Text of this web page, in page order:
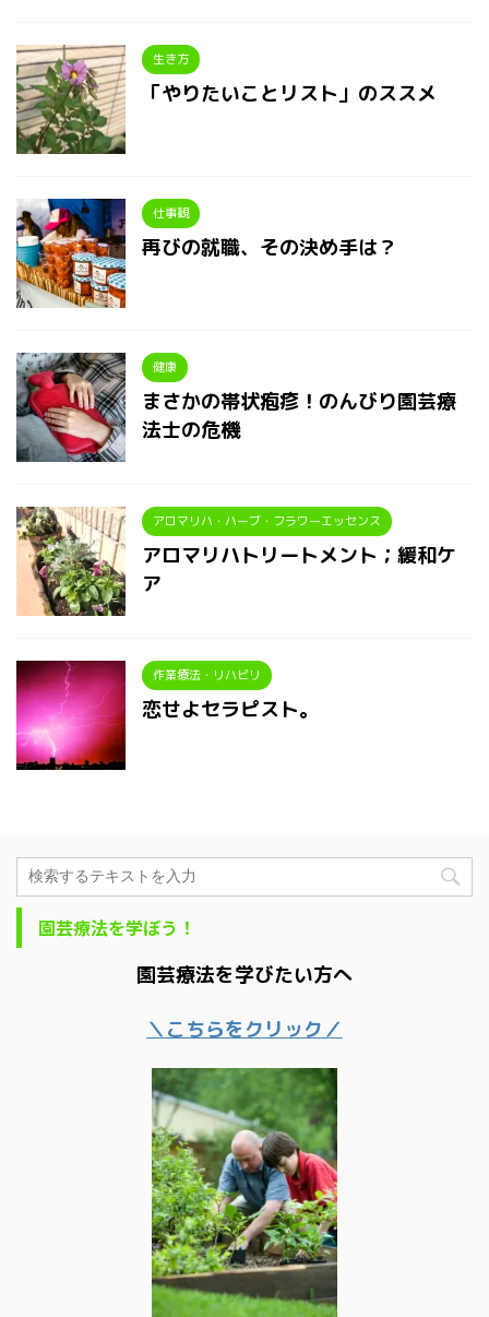
生き方
「やりたいことリスト」のススメ
仕事観
再びの就職、その決め手は？
健康
まさかの帯状疱疹！のんびり園芸療
法士の危機
アロマリハ・ハーブ・フラワーエッセンス
アロマリハトリートメント；緩和ケ
ア
作業療法・リハビリ
恋せよセラピスト。
園芸療法を学ぼう！
園芸療法を学びたい方へ
＼こちらをクリック／